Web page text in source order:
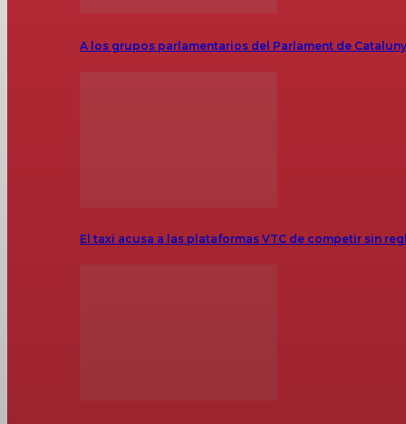
A los grupos parlamentarios del Parlament de
El taxi acusa a las plataformas VTC de competir sin